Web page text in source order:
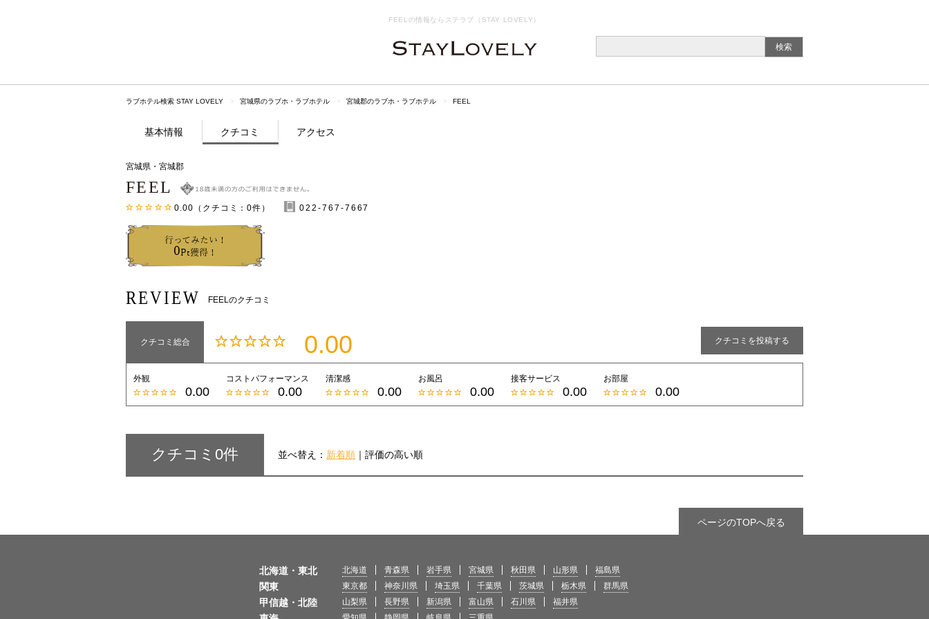
FEELの情報ならステラブ（STAY LOVELY）
ラブホテル検索 STAY LOVELY 宮城県のラブホ・ラブホテル 宮城郡のラブホ・ラブホテル FEEL
基本情報 クチコミ アクセス
宮城県・宮城郡
FEEL
0.00 （クチコミ：0件） 022-767-7667
行ってみたい！
0Pt獲得！
REVIEW FEELのクチコミ
クチコミ総合 0.00 クチコミを投稿する
外観
0.00
コストパフォーマンス
0.00
清潔感
0.00
お風呂
0.00
接客サービス
0.00
お部屋
0.00
クチコミ0件 並べ替え： 新着順 ｜ 評価の高い順
北海道・東北 北海道 青森県 岩手県 宮城県 秋田県 山形県 福島県
関東 東京都 神奈川県 埼玉県 千葉県 茨城県 栃木県 群馬県
甲信越・北陸 山梨県 長野県 新潟県 富山県 石川県 福井県
ページのTOPへ戻る